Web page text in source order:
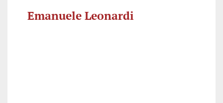
Emanuele Leonardi